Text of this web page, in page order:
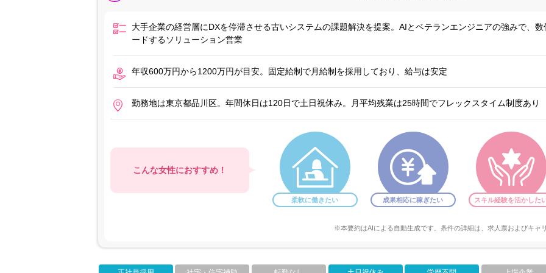
大手企業の経営層にDXを停滞させる古いシステムの課題解決を提案。AIとベテランエンジニアの強みで、
ードするソリューション営業
年収600万円から1200万円が目安。固定給制で月給制を採用しており、給与は安定
勤務地は東京都品川区。年間休日は120日で土日祝休み。月平均残業は25時間でフレックスタイム制度あり
こんな女性におすすめ！
柔軟に働きたい 成果相応に稼ぎたい スキル経験を活かした
※本要約はAIによる自動生成です。条件の詳細は、求人票およびキャ